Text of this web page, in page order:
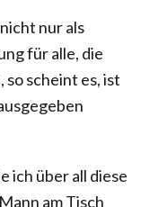
nur als
für alle, die
scheint es, ist
ich über all diese
am Tisch